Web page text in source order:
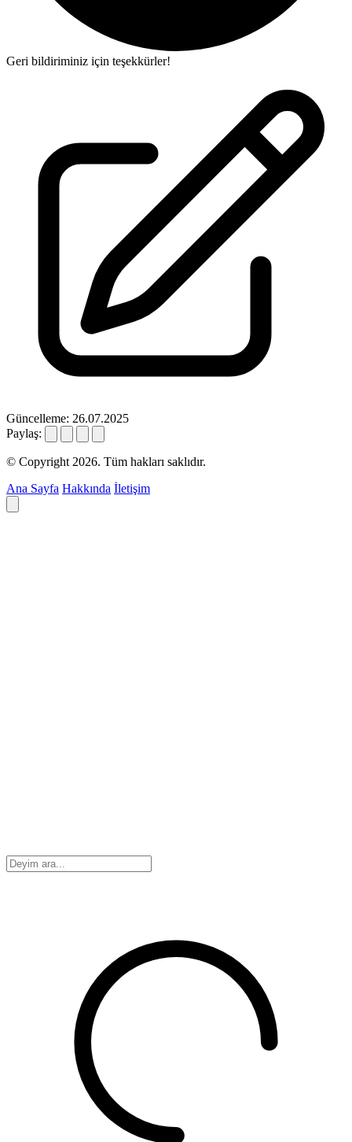
Geri bildiriminiz için teşekkürler!
Güncelleme: 26.07.2025
Paylaş:
© Copyright 2026. Tüm hakları saklıdır.
Ana Sayfa Hakkında İletişim